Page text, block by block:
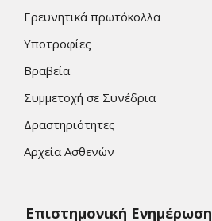
Ερευνητικά πρωτόκολλα
Υποτροφίες
Βραβεία
Συμμετοχή σε Συνέδρια
Δραστηριότητες
Αρχεία Ασθενών
Επιστημονική Ενημέρωση